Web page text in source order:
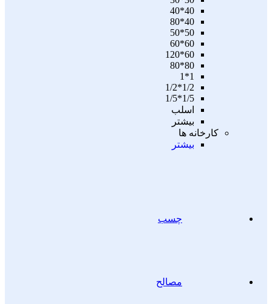
40*40
40*80
50*50
60*60
60*120
80*80
1*1
1/2*1/2
1/5*1/5
اسلب
بیشتر
کارخانه ها
بیشتر
چسب
مصالح